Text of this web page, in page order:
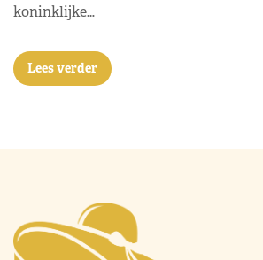
koninklijke…
Lees verder